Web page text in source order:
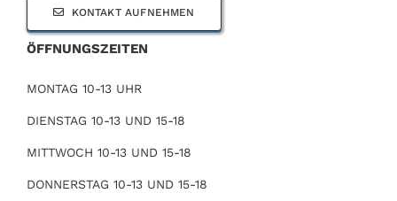
KONTAKT AUFNEHMEN
ÖFFNUNGSZEITEN
MONTAG 10-13 UHR
DIENSTAG 10-13 UND 15-18
MITTWOCH 10-13 UND 15-18
DONNERSTAG 10-13 UND 15-18